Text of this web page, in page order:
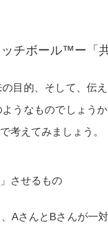
チボール™ー「
目的、そして、伝
うなものでしょう
考えてみましょう。
させるもの
AさんとBさんが一